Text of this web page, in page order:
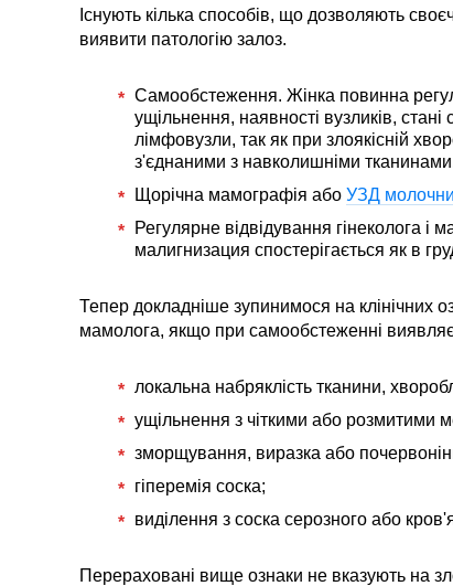
Існують кілька способів, що дозволяють
виявити патологію залоз.
Самообстеження. Жінка повинна
ущільнення, наявності вузликів, стані
лімфовузли, так як при злоякісній
з'єднаними з навколишніми
Щорічна мамографія або УЗД
Регулярне відвідування гінеколога
малигнизация спостерігається як в
Тепер докладніше зупинимося на клінічних
мамолога, якщо при самообстеженні
локальна набряклість тканини,
ущільнення з чіткими або розмитими
зморщування, виразка або
гіперемія соска;
виділення з соска серозного або
Перераховані вище ознаки не вказують на